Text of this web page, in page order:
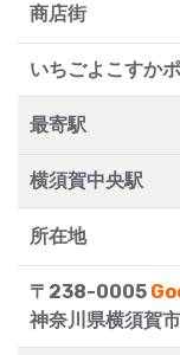
商店街
いちごよこすか
最寄駅
横須賀中央駅
所在地
〒238-0005
神奈川県横須賀